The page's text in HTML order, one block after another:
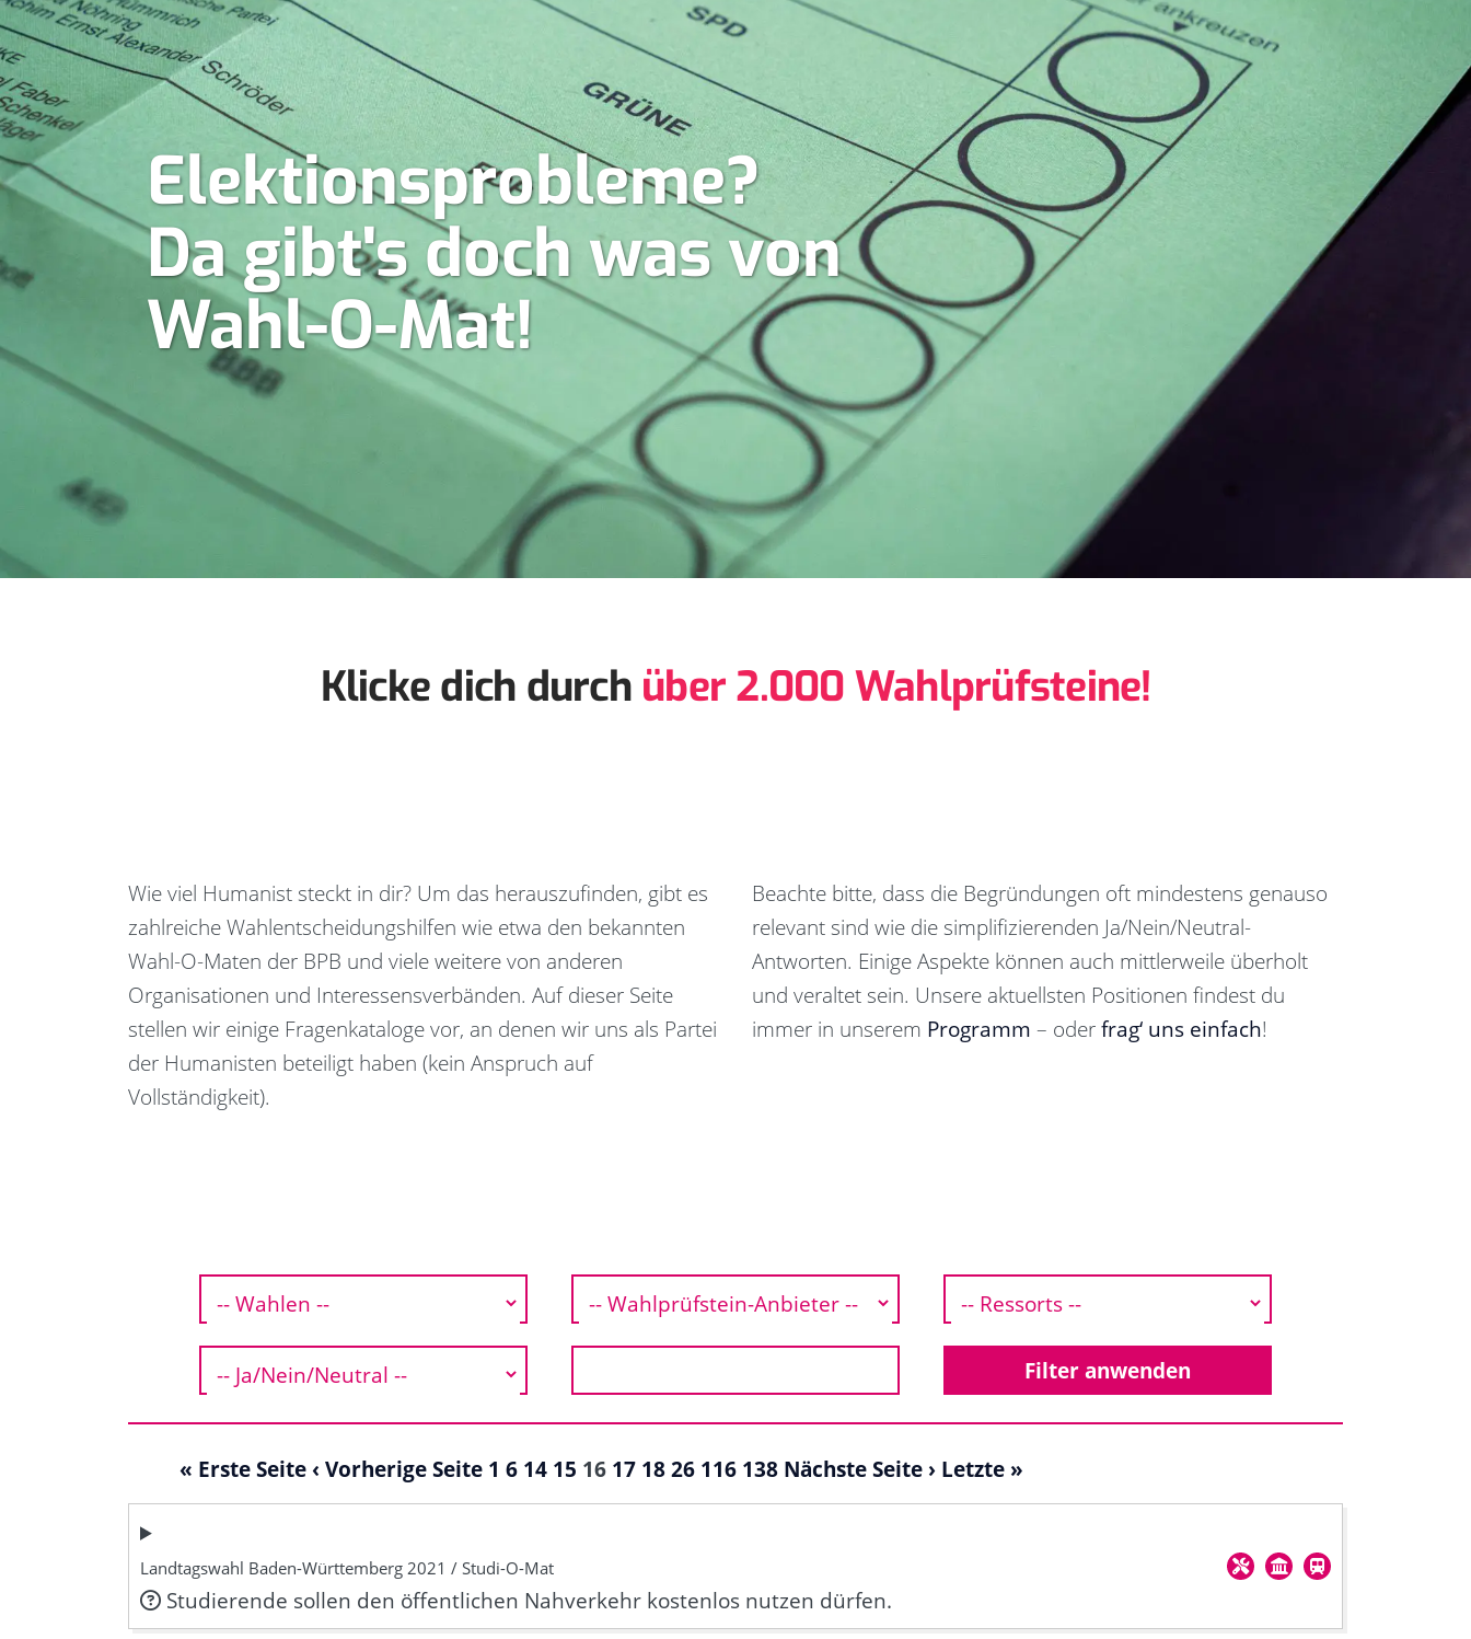
Elektionsprobleme?
Da gibt's doch was von
Wahl-O-Mat!
Klicke dich durch über 2.000 Wahlprüfsteine!
Wie viel Humanist steckt in dir? Um das herauszufinden, gibt es
zahlreiche Wahlentscheidungshilfen wie etwa den bekannten
Wahl-O-Maten der BPB und viele weitere von anderen
Organisationen und Interessensverbänden. Auf dieser Seite
stellen wir einige Fragenkataloge vor, an denen wir uns als Partei
der Humanisten beteiligt haben (kein Anspruch auf
Vollständigkeit).
Beachte bitte, dass die Begründungen oft mindestens genauso
relevant sind wie die simplifizierenden Ja/Nein/Neutral-
Antworten. Einige Aspekte können auch mittlerweile überholt
und veraltet sein. Unsere aktuellsten Positionen findest du
immer in unserem Programm – oderfrag‘ uns einfach!
« Erste Seite ‹ Vorherige Seite 1 6 14 15 16 17 18 26 116 138 Nächste Seite › Letzte »
Landtagswahl Baden-Württemberg 2021 / Studi-O-Mat
Studierende sollen den öffentlichen Nahverkehr kostenlos nutzen dürfen.